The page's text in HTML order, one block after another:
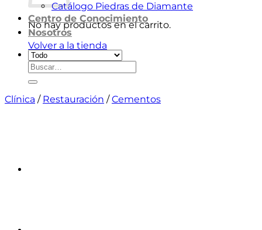
No hay productos en el carrito.
Volver a la tienda
Catálogo Piedras de Diamante
Centro de Conocimiento
Nosotros
Buscar
por:
Clínica / Restauración / Cementos